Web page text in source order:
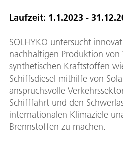
Laufzeit: 1.1.2023 -
SOLHYKO untersucht
nachhaltigen Produktion von
synthetischen Kraftstoffen
Schiffsdiesel mithilfe von
anspruchsvolle
Schifffahrt und den
internationalen Klimaziele
Brennstoffen zu machen.